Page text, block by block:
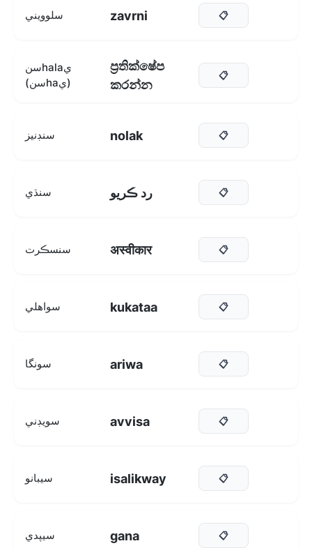
سلوويني zavrni 📋
سنhalaي
(سنhaي)
ප්‍රතික්ෂේප
කරන්න
📋
سنڊنيز nolak 📋
سنڌي رد ڪريو 📋
سنسڪرت अस्वीकार 📋
سواهلي kukataa 📋
سونگا ariwa 📋
سويڊني avvisa 📋
سيبانو isalikway 📋
سيپدي gana 📋